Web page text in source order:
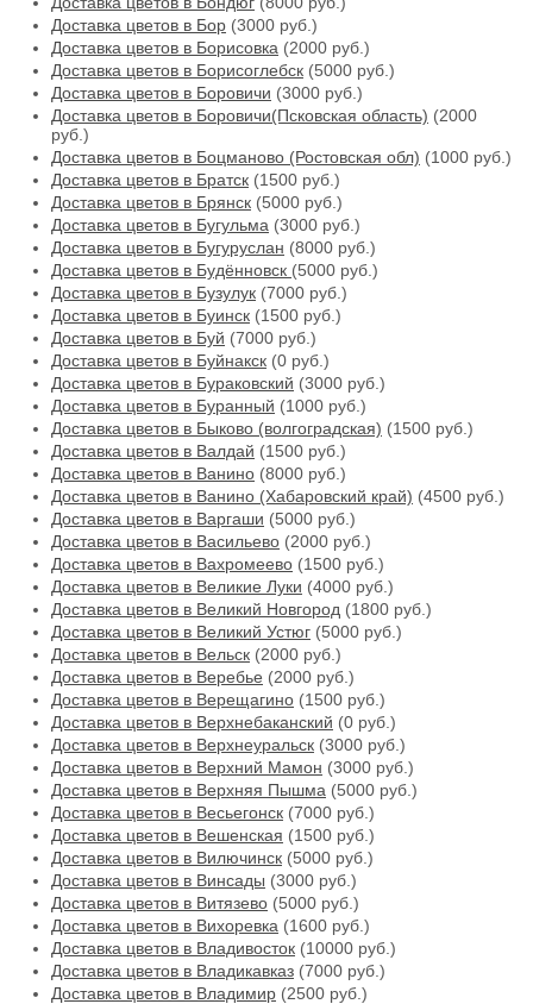
Доставка цветов в Бор (3000 руб.)
Доставка цветов в Борисовка (2000 руб.)
Доставка цветов в Борисоглебск (5000 руб.)
Доставка цветов в Боровичи (3000 руб.)
Доставка цветов в Боровичи(Псковская область) (2000
руб.)
Доставка цветов в Боцманово (Ростовская обл) (1000 руб.)
Доставка цветов в Братск (1500 руб.)
Доставка цветов в Брянск (5000 руб.)
Доставка цветов в Бугульма (3000 руб.)
Доставка цветов в Бугуруслан (8000 руб.)
Доставка цветов в Будённовск (5000 руб.)
Доставка цветов в Бузулук (7000 руб.)
Доставка цветов в Буинск (1500 руб.)
Доставка цветов в Буй (7000 руб.)
Доставка цветов в Буйнакск (0 руб.)
Доставка цветов в Бураковский (3000 руб.)
Доставка цветов в Буранный (1000 руб.)
Доставка цветов в Быково (волгоградская) (1500 руб.)
Доставка цветов в Валдай (1500 руб.)
Доставка цветов в Ванино (8000 руб.)
Доставка цветов в Ванино (Хабаровский край) (4500 руб.)
Доставка цветов в Варгаши (5000 руб.)
Доставка цветов в Васильево (2000 руб.)
Доставка цветов в Вахромеево (1500 руб.)
Доставка цветов в Великие Луки (4000 руб.)
Доставка цветов в Великий Новгород (1800 руб.)
Доставка цветов в Великий Устюг (5000 руб.)
Доставка цветов в Вельск (2000 руб.)
Доставка цветов в Веребье (2000 руб.)
Доставка цветов в Верещагино (1500 руб.)
Доставка цветов в Верхнебаканский (0 руб.)
Доставка цветов в Верхнеуральск (3000 руб.)
Доставка цветов в Верхний Мамон (3000 руб.)
Доставка цветов в Верхняя Пышма (5000 руб.)
Доставка цветов в Весьегонск (7000 руб.)
Доставка цветов в Вешенская (1500 руб.)
Доставка цветов в Вилючинск (5000 руб.)
Доставка цветов в Винсады (3000 руб.)
Доставка цветов в Витязево (5000 руб.)
Доставка цветов в Вихоревка (1600 руб.)
Доставка цветов в Владивосток (10000 руб.)
Доставка цветов в Владикавказ (7000 руб.)
Доставка цветов в Владимир (2500 руб.)